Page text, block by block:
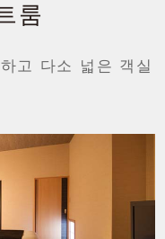
룸
고 다소 넓은 객실